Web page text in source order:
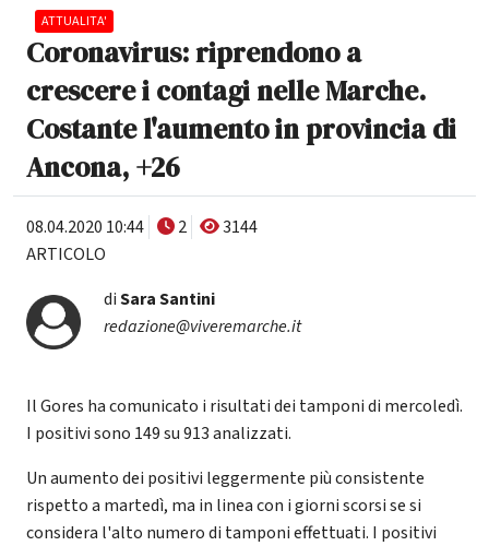
ATTUALITA'
Coronavirus: riprendono a
crescere i contagi nelle Marche.
Costante l'aumento in provincia di
Ancona, +26
08.04.2020 10:44 2
3144
ARTICOLO
diSara Santini
redazione@viveremarche.it
Il Gores ha comunicato i risultati dei tamponi di mercoledì.
I positivi sono 149 su 913 analizzati.
Un aumento dei positivi leggermente più consistente
rispetto a martedì, ma in linea con i giorni scorsi se si
considera l'alto numero di tamponi effettuati. I positivi